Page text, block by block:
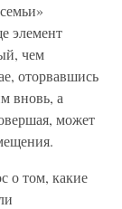
элемент
чем
оторвавшись
вновь, а
может
о том, какие